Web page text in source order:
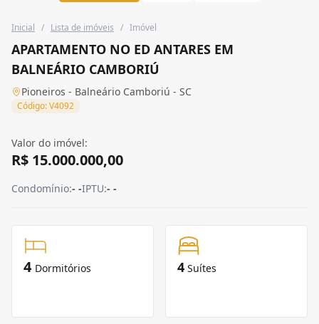
Inicial / Lista de imóveis / Imóvel
APARTAMENTO NO ED ANTARES EM
BALNEÁRIO CAMBORIÚ
Pioneiros - Balneário Camboriú - SC
Código: V4092
Valor do imóvel:
R$ 15.000.000,00
Condomínio:- -IPTU:- -
4 Dormitórios 4 Suítes